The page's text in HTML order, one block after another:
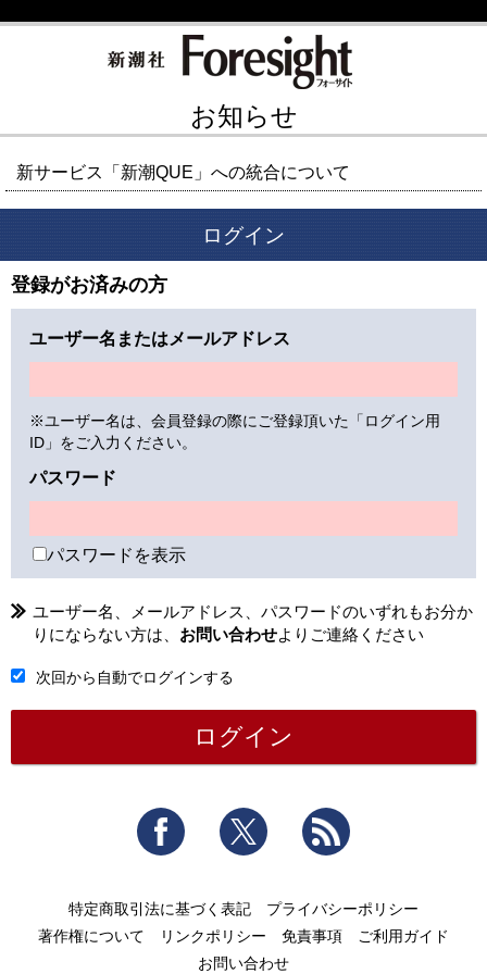
お知らせ
新サービス「新潮QUE」への統合について
ログイン
登録がお済みの方
ユーザー名またはメールアドレス
※ユーザー名は、会員登録の際にご登録頂いた「ログイン用
ID」をご入力ください。
パスワード
パスワードを表示
ユーザー名、メールアドレス、パスワードのいずれもお分か
りにならない方は、 お問い合わせよりご連絡ください
次回から自動でログインする
Facebook Twitter
特定商取引法に基づく表記
プライバシーポリシー
著作権について
リンクポリシー 免責事項
ご利用ガイド
お問い合わせ